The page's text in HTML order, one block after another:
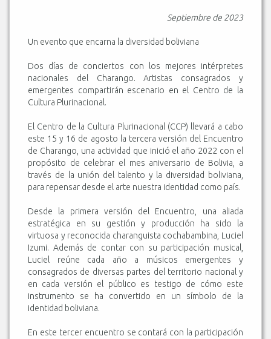
Septiembre de 2023
Un evento que encarna la diversidad boliviana
Dos días de conciertos con los mejores intérpretes
nacionales del Charango. Artistas consagrados y
emergentes compartirán escenario en el Centro de la
Cultura Plurinacional.
El Centro de la Cultura Plurinacional (CCP) llevará a cabo
este 15 y 16 de agosto la tercera versión del Encuentro
de Charango, una actividad que inició el año 2022 con el
propósito de celebrar el mes aniversario de Bolivia, a
través de la unión del talento y la diversidad boliviana,
para repensar desde el arte nuestra identidad como país.
Desde la primera versión del Encuentro, una aliada
estratégica en su gestión y producción ha sido la
virtuosa y reconocida charanguista cochabambina, Luciel
Izumi. Además de contar con su participación musical,
Luciel reúne cada año a músicos emergentes y
consagrados de diversas partes del territorio nacional y
en cada versión el público es testigo de cómo este
instrumento se ha convertido en un símbolo de la
identidad boliviana.
En este tercer encuentro se contará con la participación